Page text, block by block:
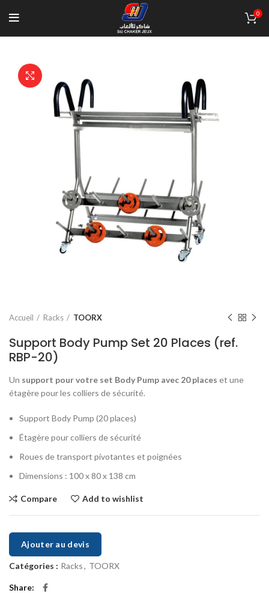
0
Accueil Racks TOORX
Support Body Pump Set 20 Places (ref.
RBP-20)
Un support pour votre set Body Pump avec 20 places et une
étagère pour les colliers de sécurité.
Support Body Pump (20 places)
Étagère pour colliers de sécurité
Roues de transport pivotantes et poignées
Dimensions : 100 x 80 x 138 cm
Compare Add to wishlist
Ajouter au devis
Catégories : Racks, TOORX
Share